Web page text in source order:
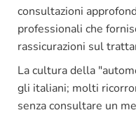
consultazioni
professionali che
rassicurazioni sul
La cultura della
gli italiani; molti
senza consultare un